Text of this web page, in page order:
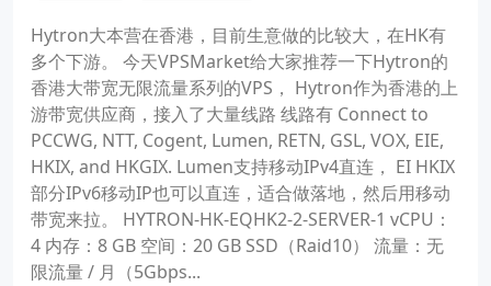
Hytron大本营在香港，目前生意做的比较大，在HK有
多个下游。 今天VPSMarket给大家推荐一下Hytron的
香港大带宽无限流量系列的VPS， Hytron作为香港的上
游带宽供应商，接入了大量线路 线路有 Connect to
PCCWG, NTT, Cogent, Lumen, RETN, GSL, VOX, EIE,
HKIX, and HKGIX. Lumen支持移动IPv4直连， EI HKIX
部分IPv6移动IP也可以直连，适合做落地，然后用移动
带宽来拉。 HYTRON-HK-EQHK2-2-SERVER-1 vCPU：
4 内存：8 GB 空间：20 GB SSD（Raid10） 流量：无
限流量 / 月（5Gbps...